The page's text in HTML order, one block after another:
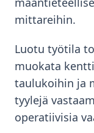
mittareihin.
Luotu työtila
muokata
taulukoihin ja
tyylejä
operatiivisia